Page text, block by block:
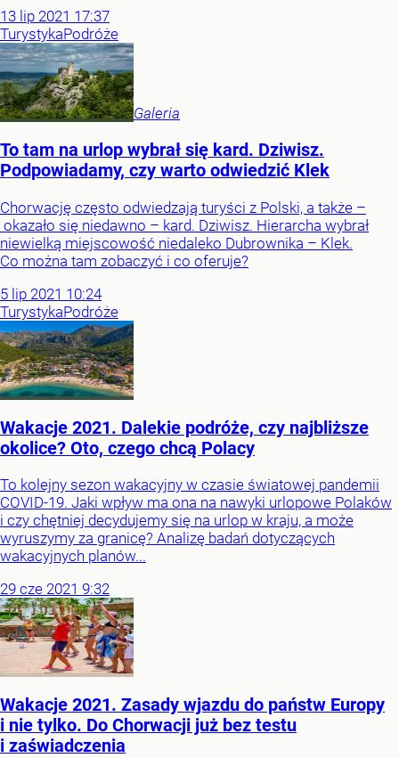
13 lip 2021 17:37
TurystykaPodróże
Galeria
To tam na urlop wybrał się kard. Dziwisz.
Podpowiadamy, czy warto odwiedzić Klek
Chorwację często odwiedzają turyści z Polski, a także –
okazało się niedawno – kard. Dziwisz. Hierarcha wybrał
niewielką miejscowość niedaleko Dubrownika – Klek.
Co można tam zobaczyć i co oferuje?
5 lip 2021 10:24
TurystykaPodróże
Wakacje 2021. Dalekie podróże, czy najbliższe
okolice? Oto, czego chcą Polacy
To kolejny sezon wakacyjny w czasie światowej pandemii
COVID-19. Jaki wpływ ma ona na nawyki urlopowe Polaków
i czy chętniej decydujemy się na urlop w kraju, a może
wyruszymy za granicę? Analizę badań dotyczących
wakacyjnych planów...
29 cze 2021 9:32
Wakacje 2021. Zasady wjazdu do państw Europy
i nie tylko. Do Chorwacji już bez testu
i zaświadczenia